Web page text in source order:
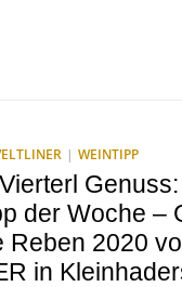
WEINTIPP
der Woche –
Reben 2020
in